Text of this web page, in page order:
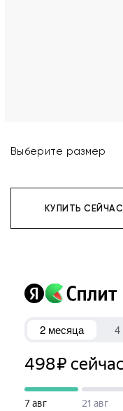
Выберите размер
КУПИТЬ СЕЙЧАС